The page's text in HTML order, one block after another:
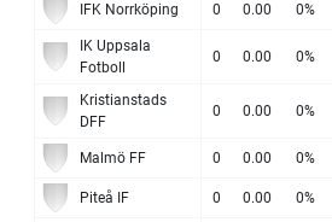
IFK Norrköping 0 0.00 0%
IK Uppsala
Fotboll
0 0.00 0%
Kristianstads
DFF
0 0.00 0%
Malmö FF 0 0.00 0%
Piteå IF 0 0.00 0%
IFK Norrköping
IK Uppsala
Fotboll
Kristianstads
DFF
Malmö FF
Piteå IF